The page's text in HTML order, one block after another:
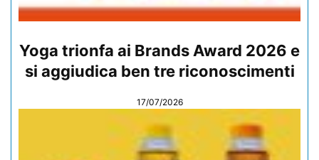
Yoga trionfa ai Brands Award 2026 e
si aggiudica ben tre riconoscimenti
17/07/2026